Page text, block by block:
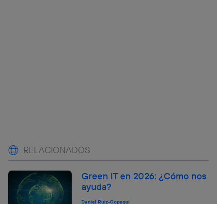
RELACIONADOS
Green IT en 2026: ¿Cómo nos
ayuda?
Daniel Ruiz-Gopegui